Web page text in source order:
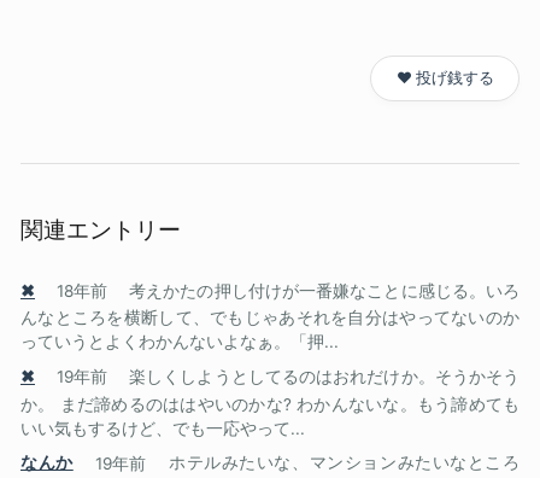
❤️ 投げ銭する
関連エントリー
✖ 18年前
考えかたの押し付けが一番嫌なことに感じる。いろ
んなところを横断して、でもじゃあそれを自分はやってないのか
っていうとよくわかんないよなぁ。「押...
✖
19年前
楽しくしようとしてるのはおれだけか。そうかそう
か。 まだ諦めるのははやいのかな? わかんないな。もう諦めても
いい気もするけど、でも一応やって...
なんか
19年前
ホテルみたいな、マンションみたいなところ